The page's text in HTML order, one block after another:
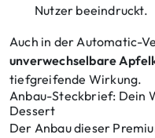
Nutzer beeindruckt.
Auch in der Automatic-
unverwechselbare
tiefgreifende Wirkung.
Anbau-Steckbrief: Dein
Dessert
Der Anbau dieser